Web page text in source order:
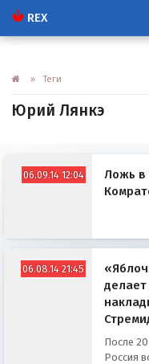
REX
» Теги
Юрий Лянкэ
06.09.14 12:04
Ложь в
06.08.14 21:45
После
Россия